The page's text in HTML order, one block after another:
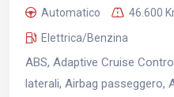
Automatico 46.600
Elettrica/Benzina
ABS, Adaptive Cruise
laterali, Airbag passeggero,